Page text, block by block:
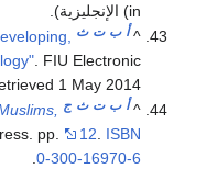
(in الإنجليزية).
^أ ب ت ث
. FIU Electronic
1 May 2014
^أ ب ت ث ج
pp. 12. ISBN
0-300-16970-6
.